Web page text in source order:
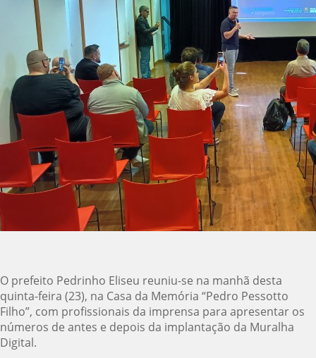
O prefeito Pedrinho Eliseu reuniu-se na manhã desta
quinta-feira (23), na Casa da Memória “Pedro Pessotto
Filho”, com profissionais da imprensa para apresentar os
números de antes e depois da implantação da Muralha
Digital.